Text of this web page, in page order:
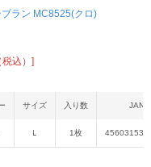
ラン MC8525(クロ)
込）]
サイズ 入り数 JAN
Ｌ 1枚